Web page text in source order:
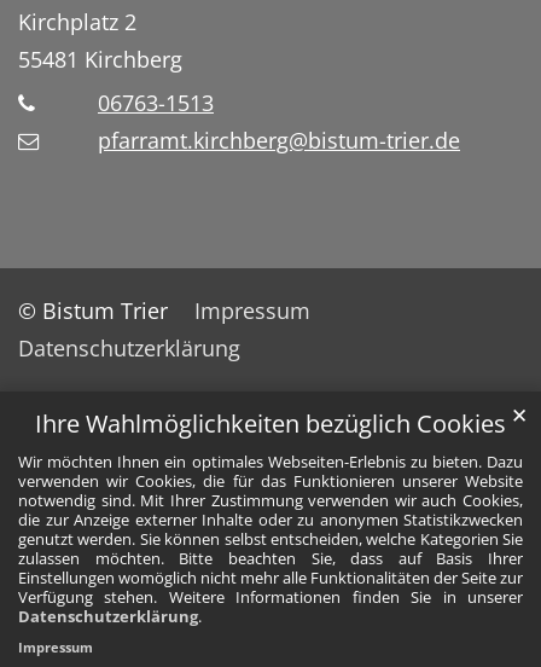
Ihre Wahlmöglichkeiten bezüglich Cookies
Wir möchten Ihnen ein optimales Webseiten-Erlebnis zu bieten. Dazu
verwenden wir Cookies, die für das Funktionieren unserer Website
notwendig sind. Mit Ihrer Zustimmung verwenden wir auch Cookies,
die zur Anzeige externer Inhalte oder zu anonymen Statistikzwecken
genutzt werden. Sie können selbst entscheiden, welche Kategorien Sie
zulassen möchten. Bitte beachten Sie, dass auf Basis Ihrer
Einstellungen womöglich nicht mehr alle Funktionalitäten der Seite zur
Verfügung stehen. Weitere Informationen finden Sie in unserer
Datenschutzerklärung.
✕
Impressum
Kirchplatz 2
55481 Kirchberg
06763-1513
pfarramt.kirchberg@bistum-trier.de
© Bistum Trier
Impressum
Datenschutzerklärung